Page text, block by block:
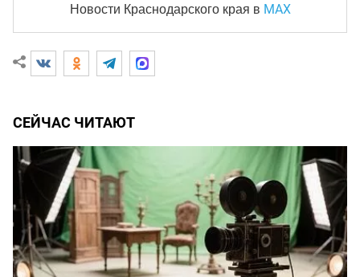
Новости Краснодарского края в MAX
СЕЙЧАС ЧИТАЮТ